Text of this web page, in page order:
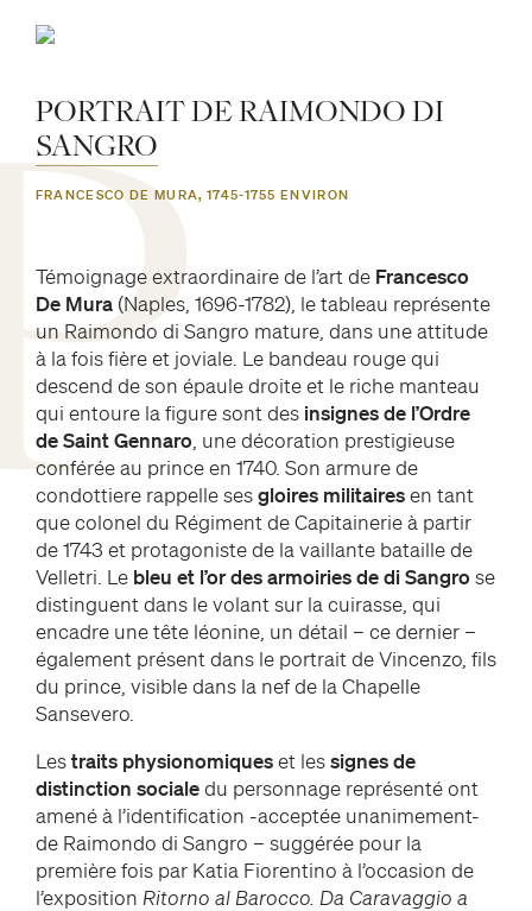
PORTRAITDERAIMONDO DI
SANGRO
FRANCESCO DE MURA, 1745-1755 ENVIRON
Témoignage extraordinaire de l’art deFrancesco
De Mura(Naples, 1696-1782), le tableau représente
un Raimondo di Sangro mature, dans une attitude
à la fois fière et joviale. Le bandeau rouge qui
descend de son épaule droite et le riche manteau
qui entoure la figure sont des insignes de l’Ordre
de Saint Gennaro , une décoration prestigieuse
conférée au prince en 1740. Son armure de
condottiere rappelle sesgloires militairesen tant
que colonel du Régiment de Capitainerie à partir
de 1743 et protagoniste de la vaillante bataille de
Velletri. Le bleu et l’or des armoiries de di Sangro se
distinguent dans le volant sur la cuirasse, qui
encadre une tête léonine, un détail – ce dernier –
également présent dans le portrait de Vincenzo, fils
du prince, visible dans la nef de la Chapelle
Sansevero.
Lestraits physionomiqueset lessignes de
distinction socialedu personnage représenté ont
amené à l’identification -acceptée unanimement-
de Raimondo di Sangro – suggérée pour la
première fois par Katia Fiorentino à l’occasion de
l’exposition Ritorno al Barocco. Da Caravaggio a